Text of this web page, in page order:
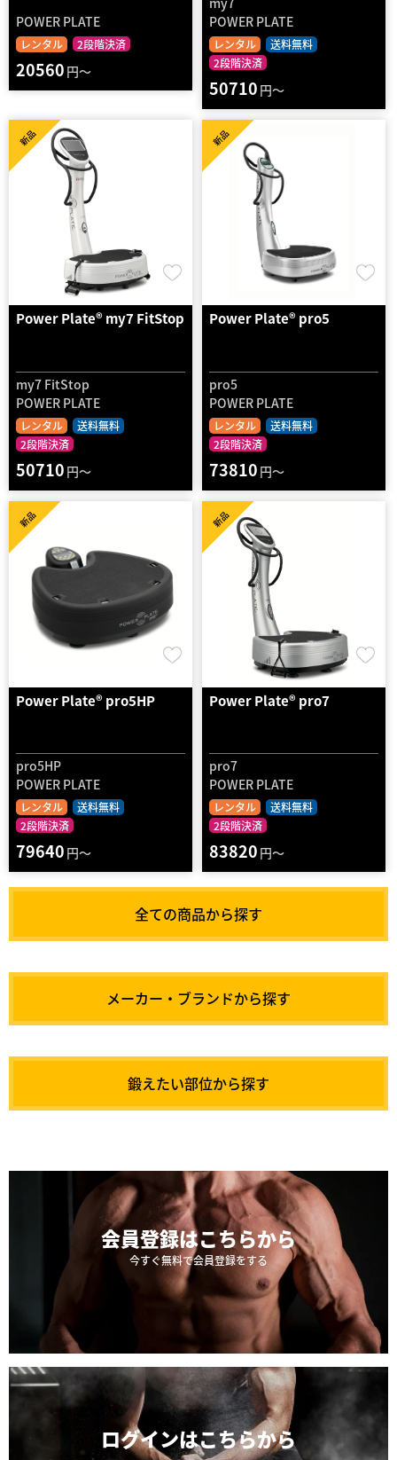
POWER PLATE
レンタル 2段階決済
20560 円～
POWER PLATE
レンタル
送料無料
2段階決済
50710 円～
Power Plate® my7 FitStop
my7 FitStop
POWER PLATE
レンタル
送料無料
2段階決済
新品
50710 円～
Power Plate® pro5
pro5
POWER PLATE
レンタル
送料無料
2段階決済
新品
73810 円～
Power Plate® pro5HP
pro5HP
POWER PLATE
レンタル
送料無料
2段階決済
新品
79640 円～
Power Plate® pro7
pro7
POWER PLATE
レンタル
送料無料
2段階決済
新品
83820 円～
全ての商品から探す
メーカー・ブランドから探す
鍛えたい部位から探す
会員登録はこちらから
今すぐ無料で会員登録をする
ログインはこちらから